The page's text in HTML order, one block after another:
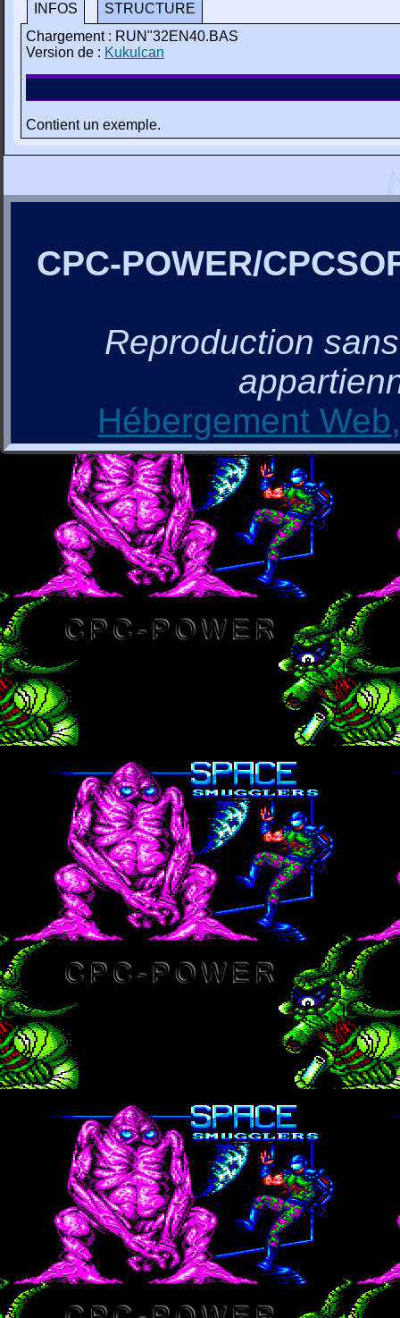
INFOS
STRUCTURE
Chargement : RUN"32EN40.BAS
Version de : Kukulcan
Contient un exemple.
CPC-POWER/
Reproduction
Hébergement